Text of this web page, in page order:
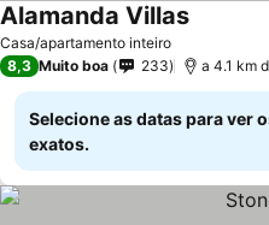
Casa/apartamento inteiro
Alamanda VillasVer
8,3 Muito boa 233 a 4.1 km
Selecione as datas para ver
exatos.